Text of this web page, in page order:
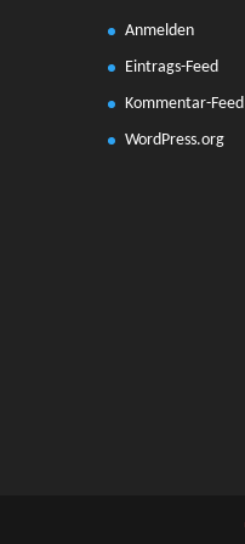
Anmelden
Eintrags-Feed
Kommentar-Feed
WordPress.org